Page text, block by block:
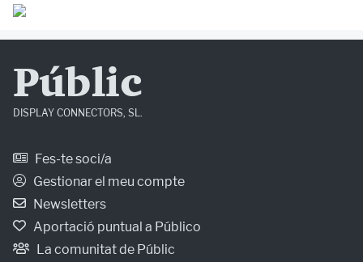
Públic
DISPLAY CONNECTORS, SL.
Fes-te soci/a
Gestionar el meu compte
Newsletters
Aportació puntual a Público
La comunitat de Públic